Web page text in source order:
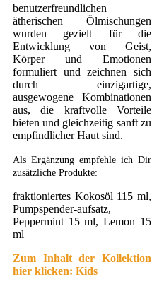
benutzerfreundlichen
ätherischen Ölmischungen
wurden gezielt für die
Entwicklung von Geist,
Körper und Emotionen
formuliert und zeichnen sich
durch einzigartige,
ausgewogene Kombinationen
aus, die kraftvolle Vorteile
bieten und gleichzeitig sanft zu
empfindlicher Haut sind.
Als Ergänzung empfehle ich Dir
zusätzliche Produkte:
fraktioniertes Kokosöl 115 ml,
Pumpspender-aufsatz,
Peppermint 15 ml, Lemon 15
ml
Zum Inhalt der Kollektion
hier klicken: Kids